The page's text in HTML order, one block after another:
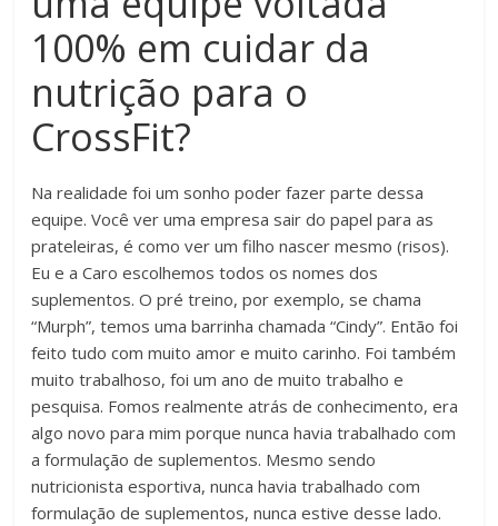
100% em cuidar da
nutrição para o
CrossFit?
Na realidade foi um sonho poder fazer parte dessa
equipe. Você ver uma empresa sair do papel para as
prateleiras, é como ver um filho nascer mesmo (risos).
Eu e a Caro escolhemos todos os nomes dos
suplementos. O pré treino, por exemplo, se chama
“Murph”, temos uma barrinha chamada “Cindy”. Então foi
feito tudo com muito amor e muito carinho. Foi também
muito trabalhoso, foi um ano de muito trabalho e
pesquisa. Fomos realmente atrás de conhecimento, era
algo novo para mim porque nunca havia trabalhado com
a formulação de suplementos. Mesmo sendo
nutricionista esportiva, nunca havia trabalhado com
formulação de suplementos, nunca estive desse lado.